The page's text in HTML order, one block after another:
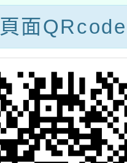
頁面QRcode